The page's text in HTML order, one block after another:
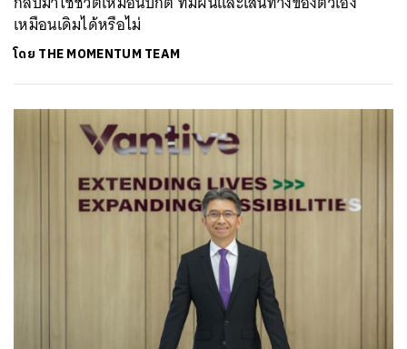
เหมือนเดิมได้หรือไม่
โดย THE MOMENTUM TEAM